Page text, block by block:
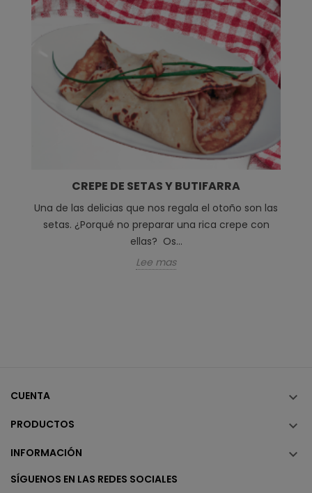
CREPE DE SETAS Y BUTIFARRA
Una de las delicias que nos regala el otoño son las
setas. ¿Porqué no preparar una rica crepe con
ellas? Os...
Lee mas
CUENTA 
PRODUCTOS 
INFORMACIÓN 
SÍGUENOS EN LAS REDES SOCIALES